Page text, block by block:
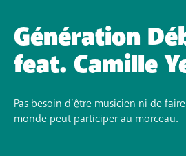
Génération
feat. Camille
Pas besoin d’être musicien ni de
monde peut participer au morceau.